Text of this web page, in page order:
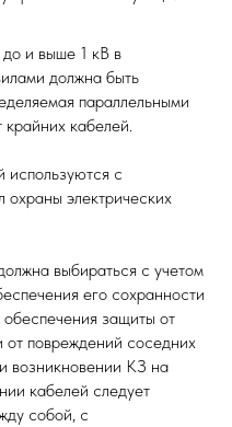
и выше 1 кВ в
должна быть
параллельными
кабелей.
с
электрических
выбираться с учетом
его сохранности
защиты от
от повреждений соседних
возникновении КЗ на
кабелей следует
собой, с